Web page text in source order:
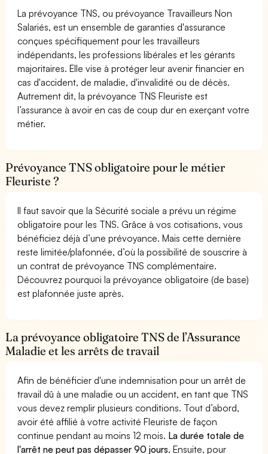
La prévoyance TNS, ou prévoyance Travailleurs Non
Salariés, est un ensemble de garanties d'assurance
conçues spécifiquement pour les travailleurs
indépendants, les professions libérales et les gérants
majoritaires. Elle vise à protéger leur avenir financier en
cas d'accident, de maladie, d'invalidité ou de décès.
Autrement dit, la prévoyance TNS Fleuriste est
l’assurance à avoir en cas de coup dur en exerçant votre
métier.
Prévoyance TNS obligatoire pour le métier
Fleuriste ?
Il faut savoir que la Sécurité sociale a prévu un régime
obligatoire pour les TNS. Grâce à vos cotisations, vous
bénéficiez déjà d’une prévoyance. Mais cette dernière
reste limitée/plafonnée, d’où la possibilité de souscrire à
un contrat de prévoyance TNS complémentaire.
Découvrez pourquoi la prévoyance obligatoire (de base)
est plafonnée juste après.
La prévoyance obligatoire TNS de l’Assurance
Maladie et les arrêts de travail
Afin de bénéficier d'une indemnisation pour un arrêt de
travail dû à une maladie ou un accident, en tant que TNS
vous devez remplir plusieurs conditions. Tout d’abord,
avoir été affilié à votre activité Fleuriste de façon
continue pendant au moins 12 mois. La durée totale de
l'arrêt ne peut pas dépasser 90 jours. Ensuite, pour